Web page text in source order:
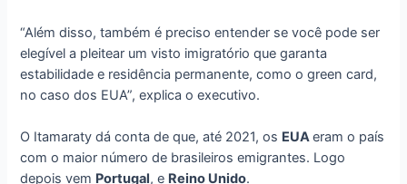
“Além disso, também é preciso entender se você pode ser
elegível a pleitear um visto imigratório que garanta
estabilidade e residência permanente, como o green card,
no caso dos EUA”, explica o executivo.
O Itamaraty dá conta de que, até 2021, os EUAeram o país
com o maior número de brasileiros emigrantes. Logo
depois vem Portugal, e Reino Unido.